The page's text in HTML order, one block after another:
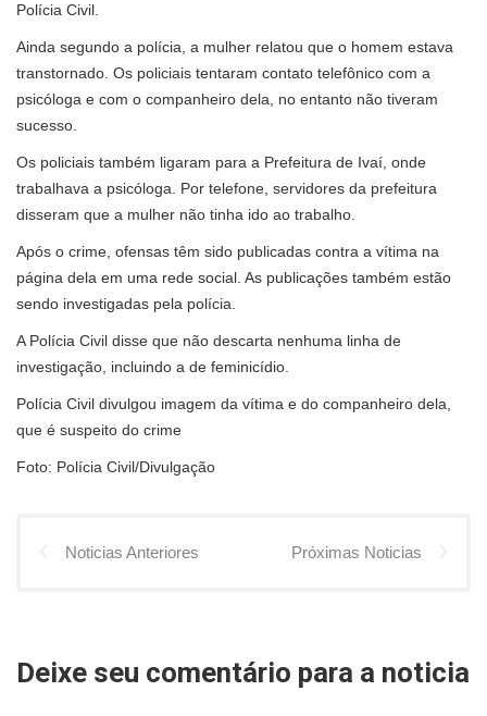
Polícia Civil.
Ainda segundo a polícia, a mulher relatou que o homem estava
transtornado. Os policiais tentaram contato telefônico com a
psicóloga e com o companheiro dela, no entanto não tiveram
sucesso.
Os policiais também ligaram para a Prefeitura de Ivaí, onde
trabalhava a psicóloga. Por telefone, servidores da prefeitura
disseram que a mulher não tinha ido ao trabalho.
Após o crime, ofensas têm sido publicadas contra a vítima na
página dela em uma rede social. As publicações também estão
sendo investigadas pela polícia.
A Polícia Civil disse que não descarta nenhuma linha de
investigação, incluindo a de feminicídio.
Polícia Civil divulgou imagem da vítima e do companheiro dela,
que é suspeito do crime
Foto: Polícia Civil/Divulgação
Noticias Anteriores Próximas Noticias
Deixe seu comentário para a noticia